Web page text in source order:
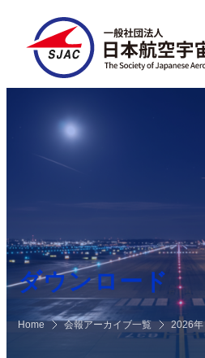
ダウンロード
Home 会報アーカイブ一覧 2026年